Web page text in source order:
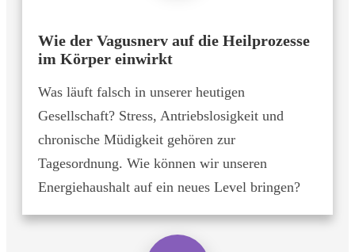
Wie der Vagusnerv auf die Heilprozesse
im Körper einwirkt
Was läuft falsch in unserer heutigen
Gesellschaft? Stress, Antriebslosigkeit und
chronische Müdigkeit gehören zur
Tagesordnung. Wie können wir unseren
Energiehaushalt auf ein neues Level bringen?